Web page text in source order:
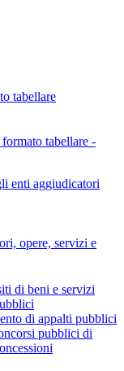
tabellare
tabellare -
enti aggiudicatori
opere, servizi e
di beni e servizi
di appalti pubblici
pubblici di